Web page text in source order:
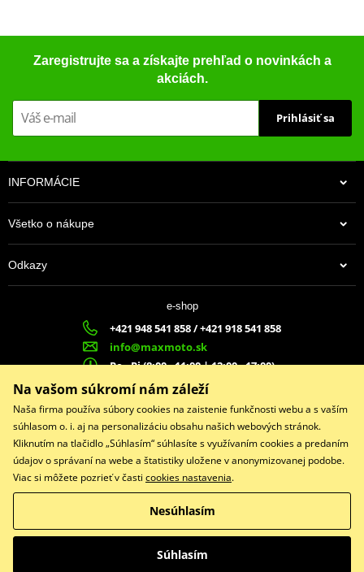
Zaregistrujte sa a získajte prehľad o novinkách a
akciách.
Prihlásiť sa
INFORMÁCIE
Všetko o nákupe
Odkazy
e-shop
+421 948 541 858 / +421 918 541 858
info@maxmoto.sk
Po - Pi (8:00 - 11:00 | 12:00 - 17:00)
MAX
MOTO s.r.o.
Slovenských dobrovoľníkov 1439
022 01 Čadca
Facebook
Copyright © 2026 www.maxmotoshop.sk
Všetky práva vyhradené
Prepnúť na klasickú verziu
Na vašom súkromí nám záleží
Naša firma používa súbory cookies na zaistenie funkčnosti webu a s vaším
súhlasom o. i. aj na personalizáciu obsahu našich webových stránok.
Kliknutím na tlačidlo „Súhlasím“ súhlasíte s využívaním cookies a predaním
údajov o správaní na webe a štatistiky uložene v anonymizovanej podobe.
Viac si môžete pozrieť v časti cookies nastavenia.
Nesúhlasím
Súhlasím